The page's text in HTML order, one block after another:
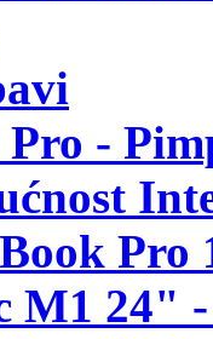
-
Pro
M1 24"